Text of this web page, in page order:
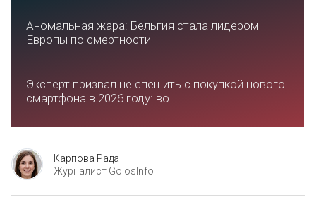
Аномальная жара: Бельгия стала лидером
Европы по смертности
Эксперт призвал не спешить с покупкой нового
смартфона в 2026 году: во...
Карпова Рада
Журналист GolosInfo